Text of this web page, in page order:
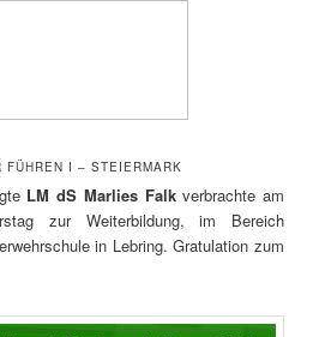
FÜHREN I – STEIERMARK
LM dS Marlies Falkverbrachte am
zur Weiterbildung, im Bereich
in Lebring. Gratulation zum